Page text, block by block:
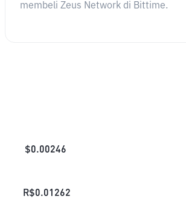
membeli Zeus Network di Bittime.
$0.00246
R$0.01262